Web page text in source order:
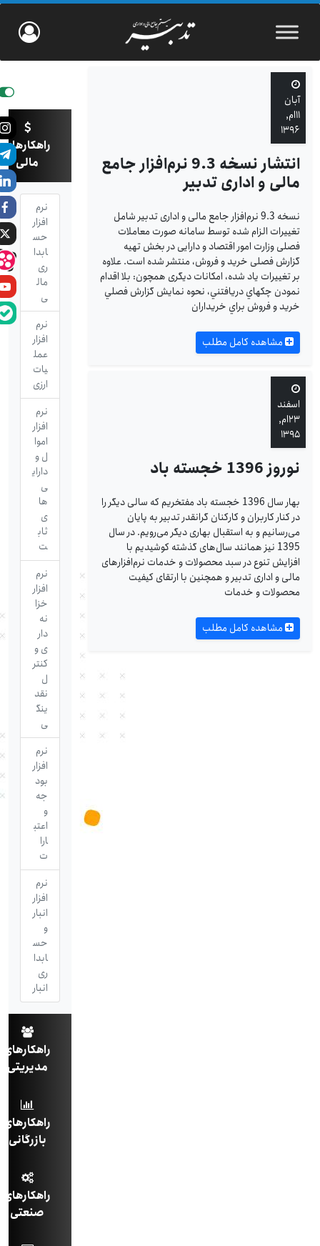
آبان
۱۱ام,
۱۳۹۶
انتشار نسخه 9.3 نرم‌افزار جامع
مالی و اداری تدبیر
نسخه 9.3 نرم‌ا‌فزار جامع مالی و اداری تدبیر شامل
تغییرات الزام شده توسط سامانه صورت معاملات
فصلی وزارت امور اقتصاد و دارایی در بخش تهیه
گزارش فصلی خرید و فروش، منتشر شده است. علاوه
بر تغییرات یاد شده، امکانات دیگری همچون: بلا اقدام
نمودن چکهاي دريافتني، نحوه نمايش گزارش فصلي
خريد و فروش براي خريداران
مشاهده کامل مطلب
اسفند
۲۳ام,
۱۳۹۵
نوروز 1396 خجسته باد
بهار سال 1396 خجسته باد مفتخریم که سالی دیگر را
در کنار کاربران و کارکنان گرانقدر تدبیر به پایان
می‌رسانیم و به استقبال بهاری دیگر می‌رویم. در سال
1395 نیز همانند سال‌های گذشته کوشیدیم با
افزایش تنوع در سبد محصولات و خدمات نرم‌افزارهای
مالی و اداری تدبیر و همچنین با ارتقای کیفیت
محصولات و خدمات
مشاهده کامل مطلب
راهکارهای
مالی
نرم
افزار
حس
ابدا
ری
مال
ی
نرم
افزار
عمل
یات
ارزی
نرم
افزار
اموا
ل و
دارای
ی
ها
ی
ثاب
ت
نرم
افزار
خزا
نه
دار
ی و
کنتر
نقد
ینگ
ی
نرم
افزار
بود
جه
اعتب
ارا
ت
نرم
افزار
انبار
حس
ابدا
ری
انبار
راهکارهای
مدیریتی
راهکارهای
بازرگانی
راهکارهای
صنعتی